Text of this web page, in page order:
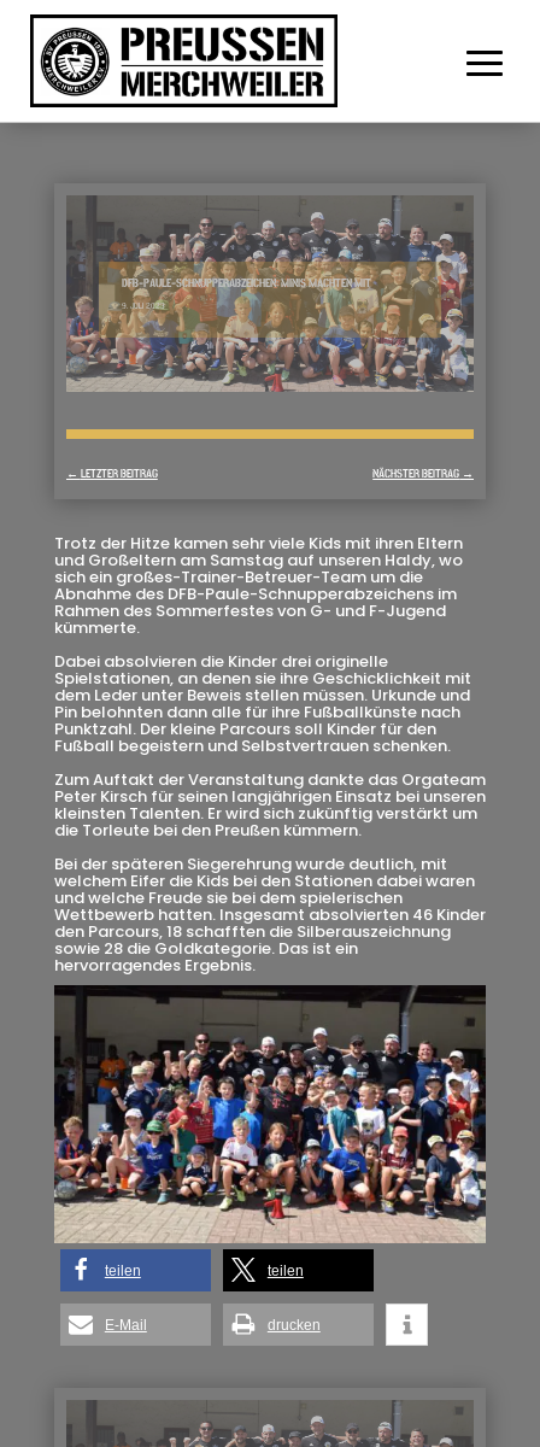
DFB-PAULE-SCHNUPPERABZEICHEN: MINIS MACHTEN MIT
9. JULI 2023
← LETZTER BEITRAG NÄCHSTER BEITRAG →
Trotz der Hitze kamen sehr viele Kids mit ihren Eltern
und Großeltern am Samstag auf unseren Haldy, wo
sich ein großes-Trainer-Betreuer-Team um die
Abnahme des DFB-Paule-Schnupperabzeichens im
Rahmen des Sommerfestes von G- und F-Jugend
kümmerte.
Dabei absolvieren die Kinder drei originelle
Spielstationen, an denen sie ihre Geschicklichkeit mit
dem Leder unter Beweis stellen müssen. Urkunde und
Pin belohnten dann alle für ihre Fußballkünste nach
Punktzahl. Der kleine Parcours soll Kinder für den
Fußball begeistern und Selbstvertrauen schenken.
Zum Auftakt der Veranstaltung dankte das Orgateam
Peter Kirsch für seinen langjährigen Einsatz bei unseren
kleinsten Talenten. Er wird sich zukünftig verstärkt um
die Torleute bei den Preußen kümmern.
Bei der späteren Siegerehrung wurde deutlich, mit
welchem Eifer die Kids bei den Stationen dabei waren
und welche Freude sie bei dem spielerischen
Wettbewerb hatten. Insgesamt absolvierten 46 Kinder
den Parcours, 18 schafften die Silberauszeichnung
sowie 28 die Goldkategorie. Das ist ein
hervorragendes Ergebnis.
teilen teilen
E-Mail drucken